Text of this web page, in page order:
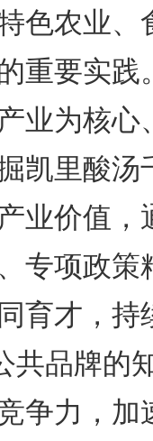
色农业、
重要实践
业为核心
凯里酸汤
业价值，
专项政策
育才，持
共品牌的
争力，加